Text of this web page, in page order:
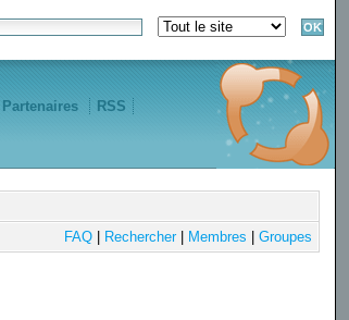
Partenaires RSS
FAQ| Rechercher| Membres Groupes